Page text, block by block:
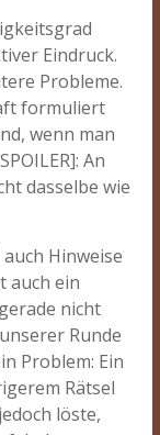
Eindruck.
Probleme.
formuliert
wenn man
An
dasselbe wie
Hinweise
auch ein
nicht
Runde
Problem: Ein
Rätsel
löste,